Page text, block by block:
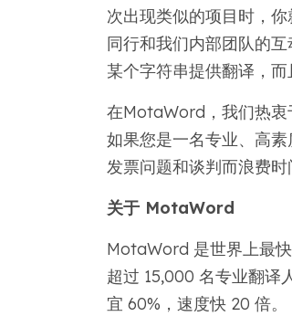
次出现类似的项目时，
同行和我们内部团队的
某个字符串提供翻译，
在MotaWord，我们热衷
如果您是一名专业、高
发票问题和谈判而浪费时
关于 MotaWord
MotaWord 是世界上最
超过 15,000 名专业翻译
宜 60%，速度快 20 倍。